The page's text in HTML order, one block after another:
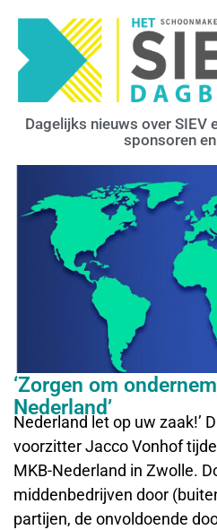
Dagelijks nieuws over SIEV
sponsoren
‘Zorgen om
Nederland’
Nederland let op uw zaak!’
voorzitter Jacco Vonhof
MKB-Nederland in Zwolle.
middenbedrijven door
partijen, de onvoldoende